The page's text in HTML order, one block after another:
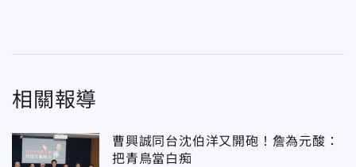
相關報導
曹興誠同台沈伯洋又開砲！詹為元酸：
把青鳥當白痴